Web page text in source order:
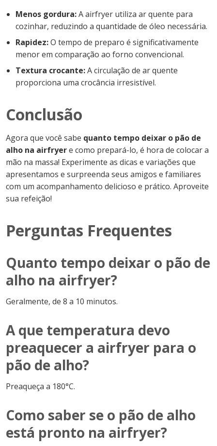
Menos gordura:A airfryer utiliza ar quente para
cozinhar, reduzindo a quantidade de óleo necessária.
Rapidez:O tempo de preparo é significativamente
menor em comparação ao forno convencional.
Textura crocante:A circulação de ar quente
proporciona uma crocância irresistível.
Conclusão
Agora que você sabe quanto tempo deixar o pão de
alho na airfryere como prepará-lo, é hora de colocar a
mão na massa! Experimente as dicas e variações que
apresentamos e surpreenda seus amigos e familiares
com um acompanhamento delicioso e prático. Aproveite
sua refeição!
Perguntas Frequentes
Quanto tempo deixar o pão de
alho na airfryer?
Geralmente, de 8 a 10 minutos.
A que temperatura devo
preaquecer a airfryer para o
pão de alho?
Preaqueça a 180°C.
Como saber se o pão de alho
está pronto na airfryer?